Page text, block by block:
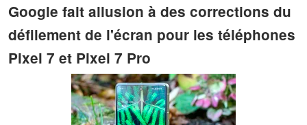
Google fait allusion à des corrections du
défilement de l'écran pour les téléphones
Pixel 7 et Pixel 7 Pro